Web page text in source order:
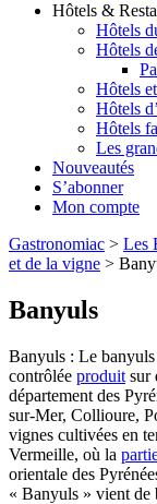
Hôtels &
Hôtels
Hôtels
Hôtels
Hôtels
Hôtels
Les
Nouveautés
S’abonner
Mon compte
Gastronomiac > Les
et de la vigne >
Banyuls
Banyuls : Le banyuls
contrôlée produit sur
département des
sur-Mer, Collioure,
vignes cultivées en
Vermeille, où la
orientale des
« Banyuls » vient de